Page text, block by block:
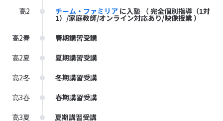
高2
チーム・ファミリア に入塾 （ 完全個別指導（1対
1）/家庭教師/オンライン対応あり/映像授業 ）
高2春
春期講習受講
高2夏
夏期講習受講
高2冬
冬期講習受講
高3春
春期講習受講
高3夏
夏期講習受講